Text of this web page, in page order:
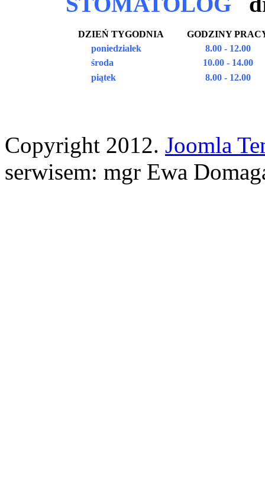
DZIEŃ TYGODNIA
GODZINY
poniedziałek
8.00 - 12.00
środa
10.00 - 14.00
piątek
8.00 - 12.00
Copyright 2012. Joomla
serwisem: mgr Ewa